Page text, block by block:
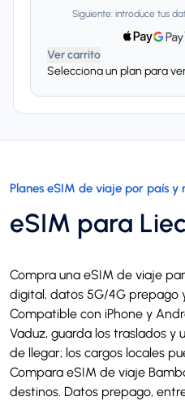
Siguiente: introduce tus
Ver carrito
Selecciona un plan para
Planes eSIM de viaje por país y
eSIM para
Compra una eSIM de viaje
digital, datos 5G/4G prepago
Compatible con iPhone y
Vaduz, guarda los traslados y
de llegar; los cargos locales
Compara eSIM de viaje
destinos. Datos prepago,